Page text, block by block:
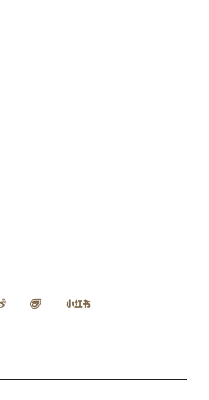
微博 飞猪 小红书